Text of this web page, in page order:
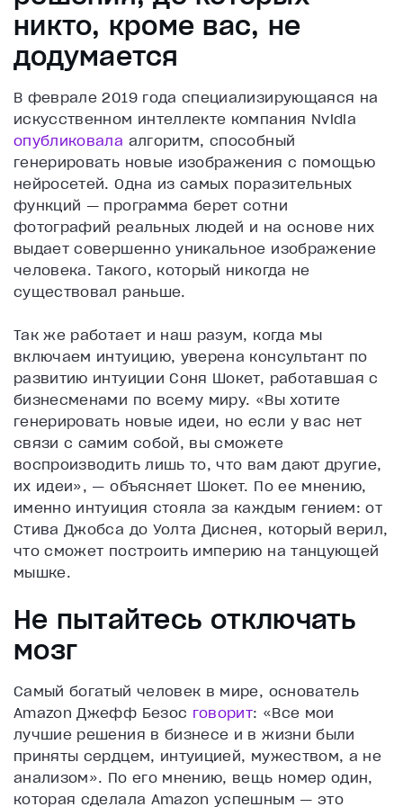
никто, кроме вас, не
додумается
В феврале 2019 года специализирующаяся на
искусственном интеллекте компания Nvidia
опубликовала алгоритм, способный
генерировать новые изображения с помощью
нейросетей. Одна из самых поразительных
функций — программа берет сотни
фотографий реальных людей и на основе них
выдает совершенно уникальное изображение
человека. Такого, который никогда не
существовал раньше.
Так же работает и наш разум, когда мы
включаем интуицию, уверена консультант по
развитию интуиции Соня Шокет, работавшая с
бизнесменами по всему миру. «Вы хотите
генерировать новые идеи, но если у вас нет
связи с самим собой, вы сможете
воспроизводить лишь то, что вам дают другие,
их идеи», — объясняет Шокет. По ее мнению,
именно интуиция стояла за каждым гением: от
Стива Джобса до Уолта Диснея, который верил,
что сможет построить империю на танцующей
мышке.
Не пытайтесь отключать
мозг
Самый богатый человек в мире, основатель
Amazon Джефф Безос говорит: «Все мои
лучшие решения в бизнесе и в жизни были
приняты сердцем, интуицией, мужеством, а не
анализом». По его мнению, вещь номер один,
которая сделала Amazon успешным — это